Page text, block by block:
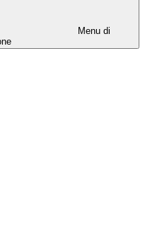
Menu di